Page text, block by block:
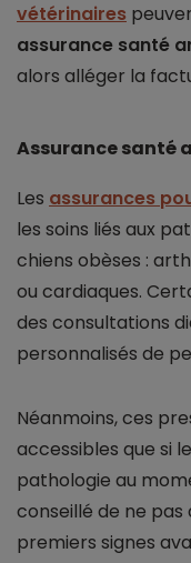
vétérinaires
assurance santé
alors alléger la
Assurance santé
Les assurances
les soins liés aux
chiens obèses :
ou cardiaques.
des consultations
personnalisés de
Néanmoins, ces
accessibles que si
pathologie au
conseillé de ne
premiers signes